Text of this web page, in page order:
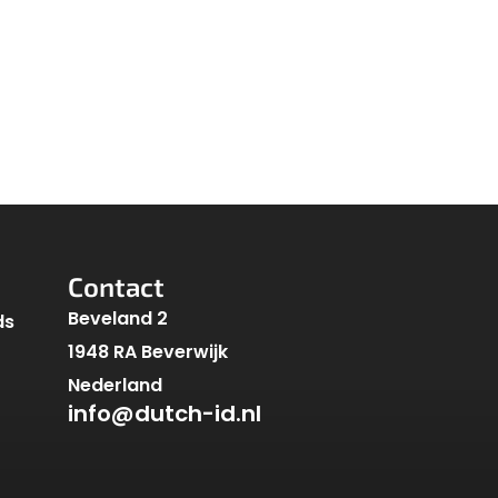
Contact
Beveland 2
1948 RA Beverwijk
Nederland
info@dutch-id.nl